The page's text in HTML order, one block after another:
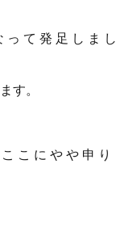
っ て 発 足 し ま し
す。
こ に や や 申 り